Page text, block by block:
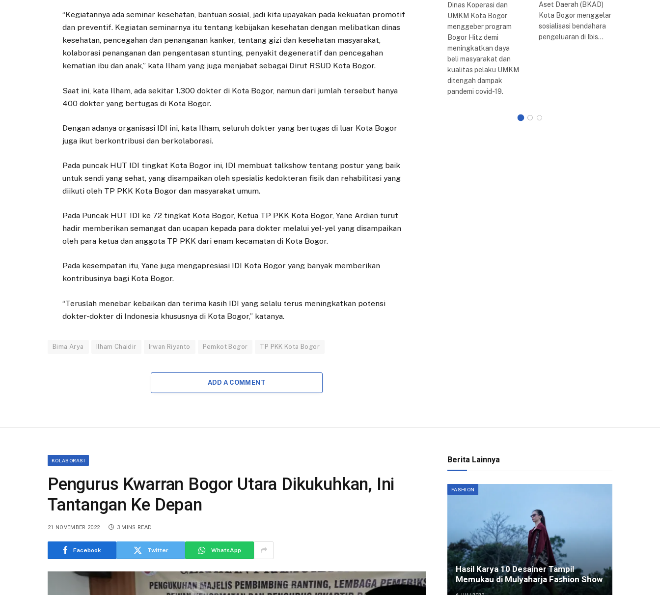
“Kegiatannya ada seminar kesehatan, bantuan sosial, jadi kita upayakan pada kekuatan promotif
dan preventif. Kegiatan seminarnya itu tentang kebijakan kesehatan dengan melibatkan dinas
kesehatan, pencegahan dan penanganan kanker, tentang gizi dan kesehatan masyarakat,
kolaborasi penanganan dan pengentasan stunting, penyakit degeneratif dan pencegahan
kematian ibu dan anak,” kata Ilham yang juga menjabat sebagai Dirut RSUD Kota Bogor.
Saat ini, kata Ilham, ada sekitar 1.300 dokter di Kota Bogor, namun dari jumlah tersebut hanya
400 dokter yang bertugas di Kota Bogor.
Dengan adanya organisasi IDI ini, kata Ilham, seluruh dokter yang bertugas di luar Kota Bogor
juga ikut berkontribusi dan berkolaborasi.
Pada puncak HUT IDI tingkat Kota Bogor ini, IDI membuat talkshow tentang postur yang baik
untuk sendi yang sehat, yang disampaikan oleh spesialis kedokteran fisik dan rehabilitasi yang
diikuti oleh TP PKK Kota Bogor dan masyarakat umum.
Pada Puncak HUT IDI ke 72 tingkat Kota Bogor, Ketua TP PKK Kota Bogor, Yane Ardian turut
hadir memberikan semangat dan ucapan kepada para dokter melalui yel-yel yang disampaikan
oleh para ketua dan anggota TP PKK dari enam kecamatan di Kota Bogor.
Pada kesempatan itu, Yane juga mengapresiasi IDI Kota Bogor yang banyak memberikan
kontribusinya bagi Kota Bogor.
“Teruslah menebar kebaikan dan terima kasih IDI yang selalu terus meningkatkan potensi
dokter-dokter di Indonesia khususnya di Kota Bogor,” katanya.
Bima Arya Ilham Chaidir Irwan Riyanto Pemkot Bogor TP PKK Kota Bogor
ADD A COMMENT
Kecamatan Bogor
Timur, Kota Bogor…
BOGOR – Komisi IV
DPRD Kota Bogor
menggelar rapat kerja
bersama Dinas
Kecil…
Dinas Koperasi dan
UMKM Kota Bogor
menggeber program
Bogor Hitz demi
meningkatkan daya
beli masyarakat dan
kualitas pelaku UMKM
ditengah dampak
pandemi covid-19.
Aset Daerah (BKAD)
Kota Bogor menggelar
sosialisasi bendahara
pengeluaran di Ibis…
KOLABORASI
Pengurus Kwarran Bogor Utara Dikukuhkan, Ini
Tantangan Ke Depan
21 NOVEMBER 2022 3 MINS READ
Facebook Twitter WhatsApp
Berita Lainnya
FASHION
Hasil Karya 10 Desainer Tampil
Memukau di Mulyaharja Fashion Show